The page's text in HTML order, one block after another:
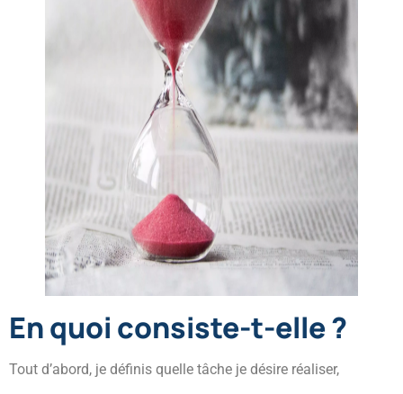
En quoi consiste-t-elle ?
Tout d’abord, je définis quelle tâche je désire réaliser,